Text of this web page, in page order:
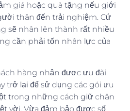
giá hoặc quà tặng nếu giới
thân đến trải nghiệm. Cứ
sẽ nhân lên thành rất nhiều
cần phải tốn nhân lực của
hàng nhận được ưu đãi
trở lại để sử dụng các gói ưu
trong những cách giữ chân
vời. Vừa đảm bảo được số